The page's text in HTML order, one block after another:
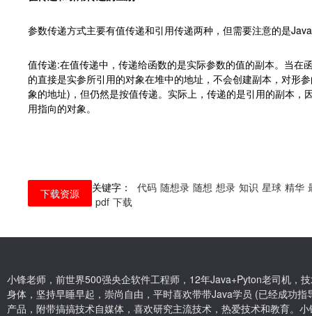
参数传递方式主要有值传递和引用传递两种，但需要注意的是
值传递:在值传递中，传递给函数的是实际参数的值的副本。当在
的直接是实参所引用的对象在堆中的地址，不会创建副本，对形
象的地址)，但仍然是按值传递。实际上，传递的是引用的副本
用指向的对象。
下载资源 关键字： 代码 随想录 随想 想录 知识 星球 精华
pdf 下载
小锋老师，前世界500强央企软件工程师，12年Java+Pyton老司机，
身体，坚持早睡早起，崇尚自由，平时喜欢带带Java学员 (已经成功
产品，附带搞搞技术自媒体，喜欢研究主流技术，热爱技术和教育。